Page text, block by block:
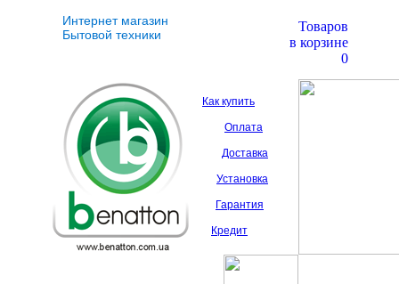
Интернет магазин
Бытовой техники
Товаров
в корзине
0
Как купить
Оплата
Доставка
Установка
Гарантия
Кредит